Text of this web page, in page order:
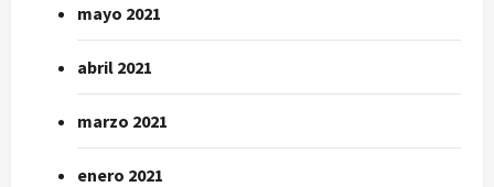
mayo 2021
abril 2021
marzo 2021
enero 2021